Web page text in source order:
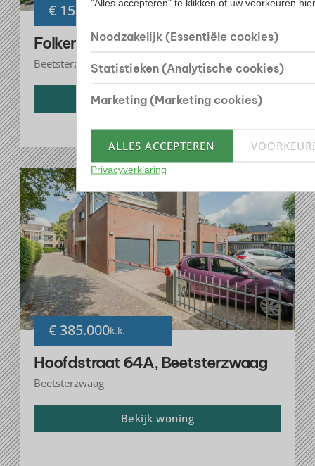
€ 150.000k.k.
Folkertslan 17, Beetsterzwaag
Beetsterzwaag
Bekijk woning
€ 385.000k.k.
Hoofdstraat 64A, Beetsterzwaag
Beetsterzwaag
Bekijk woning
Noodzakelijk (Essentiële cookies)
Statistieken (Analytische cookies)
Marketing (Marketing cookies)
ALLES ACCEPTEREN
Privacyverklaring